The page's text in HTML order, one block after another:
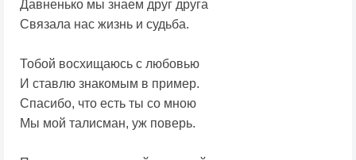
Давненько мы знаем друг друга
Связала нас жизнь и судьба.
Тобой восхищаюсь с любовью
И ставлю знакомым в пример.
Спасибо, что есть ты со мною
Мы мой талисман, уж поверь.